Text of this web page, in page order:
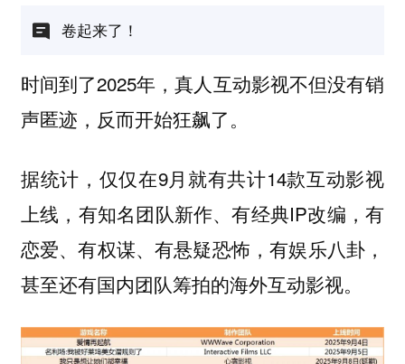
卷起来了！
时间到了2025年，真人互动影视不但没有销
声匿迹，反而开始狂飙了。
据统计，仅仅在9月就有共计14款互动影视
上线，有知名团队新作、有经典IP改编，有
恋爱、有权谋、有悬疑恐怖，有娱乐八卦，
甚至还有国内团队筹拍的海外互动影视。